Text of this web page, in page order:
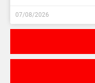
07/08/2026